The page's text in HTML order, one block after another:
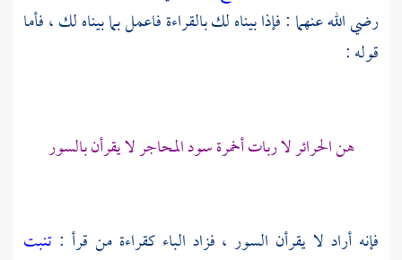
رضي الله عنهما : فإذا بيناه لك بالقراءة فاعمل بما بيناه لك ، فأما
قوله :
هن الحرائر لا ربات أخمرة سود المحاجر لا يقرأن بالسور
فإنه أراد لا يقرأن السور ، فزاد الباء كقراءة من قرأ : تنبت